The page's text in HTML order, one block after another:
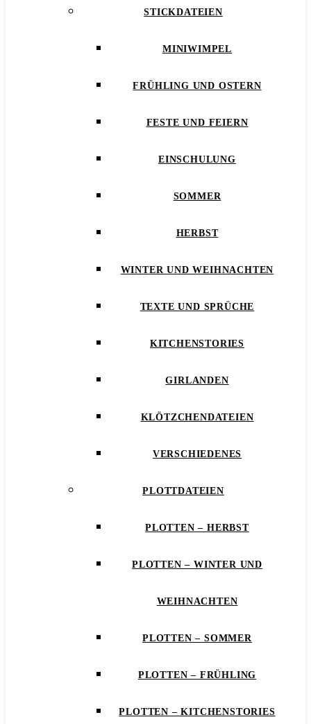
STICKDATEIEN
MINIWIMPEL
FRÜHLING UND OSTERN
FESTE UND FEIERN
EINSCHULUNG
SOMMER
HERBST
WINTER UND WEIHNACHTEN
TEXTE UND SPRÜCHE
KITCHENSTORIES
GIRLANDEN
KLÖTZCHENDATEIEN
VERSCHIEDENES
PLOTTDATEIEN
PLOTTEN – HERBST
PLOTTEN – WINTER UND
WEIHNACHTEN
PLOTTEN – SOMMER
PLOTTEN – FRÜHLING
PLOTTEN – KITCHENSTORIES